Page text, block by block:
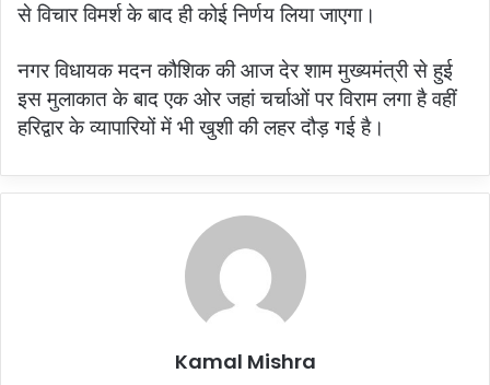
से विचार विमर्श के बाद ही कोई निर्णय लिया जाएगा।
नगर विधायक मदन कौशिक की आज देर शाम मुख्यमंत्री से हुई
इस मुलाकात के बाद एक ओर जहां चर्चाओं पर विराम लगा है वहीं
हरिद्वार के व्यापारियों में भी खुशी की लहर दौड़ गई है।
Kamal Mishra